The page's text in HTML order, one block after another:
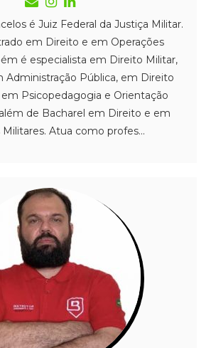
é Juiz Federal da Justiça Militar.
em Direito e em Operações
é especialista em Direito Militar,
Administração Pública, em Direito
em Psicopedagogia e Orientação
de Bacharel em Direito e em
Militares. Atua como profes...